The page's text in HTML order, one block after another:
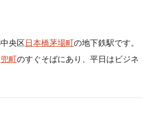
中央区日本橋茅場町の地下鉄駅です。
兜町のすぐそばにあり、平日はビジネ